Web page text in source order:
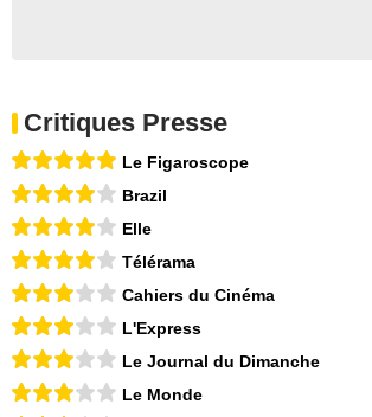
Critiques Presse
Le Figaroscope
Brazil
Elle
Télérama
Cahiers du Cinéma
L'Express
Le Journal du Dimanche
Le Monde